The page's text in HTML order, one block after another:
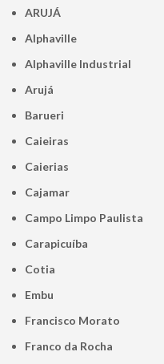
ARUJÁ
Alphaville
Alphaville Industrial
Arujá
Barueri
Caieiras
Caierias
Cajamar
Campo Limpo Paulista
Carapicuíba
Cotia
Embu
Francisco Morato
Franco da Rocha